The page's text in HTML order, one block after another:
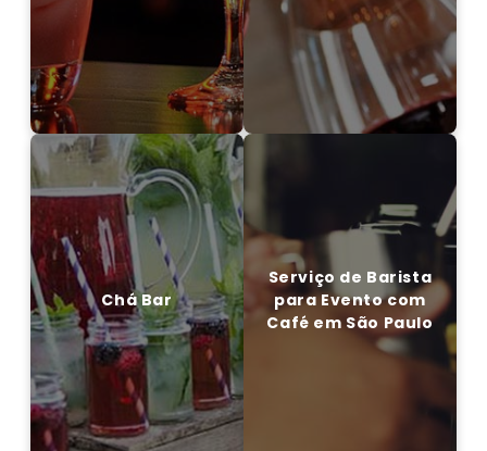
CONTATO CONOSCOENTRE EM CONTATO CONOSCO
Chá Bar
Chá Bar
CONTATO CONOSCO
Serviço de Barista
para Evento com
Café em São Paulo
Serviço de Barista
para Evento com
Café em São Paulo
ENTRE EM CONTATO CONOSCO